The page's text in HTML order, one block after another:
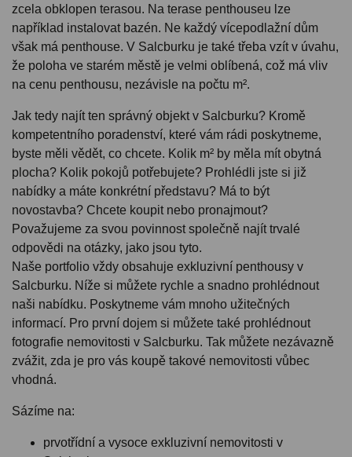
zcela obklopen terasou. Na terase penthouseu lze
například instalovat bazén. Ne každý vícepodlažní dům
však má penthouse. V Salcburku je také třeba vzít v úvahu,
že poloha ve starém městě je velmi oblíbená, což má vliv
na cenu penthousu, nezávisle na počtu m².
Jak tedy najít ten správný objekt v Salcburku? Kromě
kompetentního poradenství, které vám rádi poskytneme,
byste měli vědět, co chcete. Kolik m² by měla mít obytná
plocha? Kolik pokojů potřebujete? Prohlédli jste si již
nabídky a máte konkrétní představu? Má to být
novostavba? Chcete koupit nebo pronajmout?
Považujeme za svou povinnost společně najít trvalé
odpovědi na otázky, jako jsou tyto.
Naše portfolio vždy obsahuje exkluzivní penthousy v
Salcburku. Níže si můžete rychle a snadno prohlédnout
naši nabídku. Poskytneme vám mnoho užitečných
informací. Pro první dojem si můžete také prohlédnout
fotografie nemovitosti v Salcburku. Tak můžete nezávazně
zvážit, zda je pro vás koupě takové nemovitosti vůbec
vhodná.
Sázíme na:
prvotřídní a vysoce exkluzivní nemovitosti v